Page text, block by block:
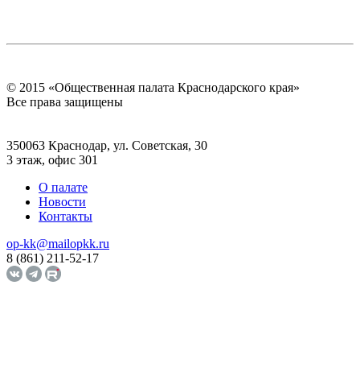
© 2015 «Общественная палата Краснодарского края»
Все права защищены
350063 Краснодар, ул. Советская, 30
3 этаж, офис 301
О палате
Новости
Контакты
op-kk@mailopkk.ru
8 (861) 211-52-17